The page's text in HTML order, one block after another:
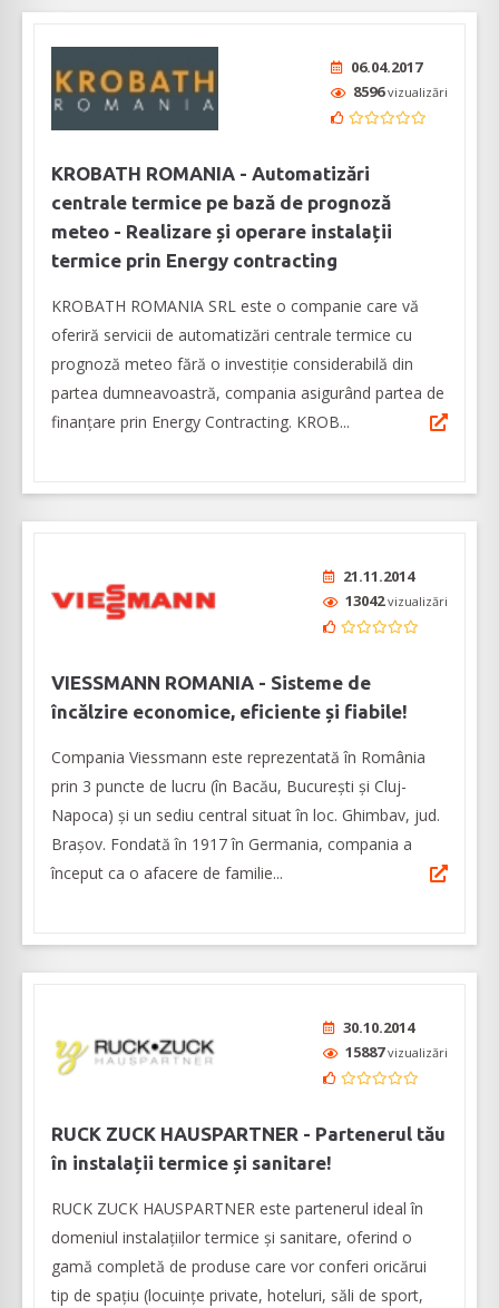
06.04.2017
8596vizualizări
KROBATH ROMANIA - Automatizări
centrale termice pe bază de prognoză
meteo - Realizare și operare instalații
termice prin Energy contracting
KROBATH ROMANIA SRL este o companie care vă
oferiră servicii de automatizări centrale termice cu
prognoză meteo fără o investiție considerabilă din
partea dumneavoastră, compania asigurând partea de
finanțare prin Energy Contracting. KROB...
21.11.2014
13042vizualizări
VIESSMANN ROMANIA - Sisteme de
încălzire economice, eficiente și fiabile!
Compania Viessmann este reprezentată în România
prin 3 puncte de lucru (în Bacău, București și Cluj-
Napoca) și un sediu central situat în loc. Ghimbav, jud.
Brașov. Fondată în 1917 în Germania, compania a
început ca o afacere de familie...
30.10.2014
15887vizualizări
RUCK ZUCK HAUSPARTNER - Partenerul tău
în instalații termice și sanitare!
RUCK ZUCK HAUSPARTNER este partenerul ideal în
domeniul instalațiilor termice și sanitare, oferind o
gamă completă de produse care vor conferi oricărui
tip de spațiu (locuințe private, hoteluri, săli de sport,